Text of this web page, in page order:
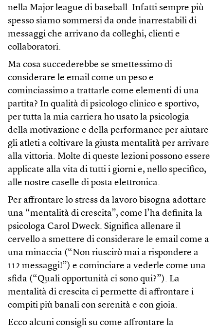
nella Major league di baseball. Infatti sempre più
spesso siamo sommersi da onde inarrestabili di
messaggi che arrivano da colleghi, clienti e
collaboratori.
Ma cosa succederebbe se smettessimo di
considerare le email come un peso e
cominciassimo a trattarle come elementi di una
partita? In qualità di psicologo clinico e sportivo,
per tutta la mia carriera ho usato la psicologia
della motivazione e della performance per aiutare
gli atleti a coltivare la giusta mentalità per arrivare
alla vittoria. Molte di queste lezioni possono essere
applicate alla vita di tutti i giorni e, nello specifico,
alle nostre caselle di posta elettronica.
Per affrontare lo stress da lavoro bisogna adottare
una “mentalità di crescita”, come l’ha definita la
psicologa Carol Dweck. Significa allenare il
cervello a smettere di considerare le email come a
una minaccia (“Non riuscirò mai a rispondere a
112 messaggi!”) e cominciare a vederle come una
sfida (“Quali opportunità ci sono qui?”). La
mentalità di crescita ci permette di affrontare i
compiti più banali con serenità e con gioia.
Ecco alcuni consigli su come affrontare la